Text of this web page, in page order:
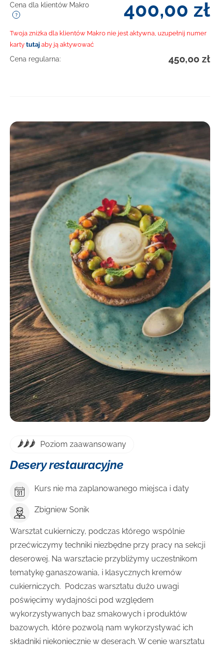
Cena dla klientów Makro 400,00 zł
Twoja zniżka dla klientów Makro nie jest aktywna, uzupełnij numer
karty tutaj aby ją aktywować
Cena regularna: 450,00 zł
DOWIEDZ SIĘ WIĘCEJ
Poziom zaawansowany
Desery restauracyjne
Kurs nie ma zaplanowanego miejsca i daty
Zbigniew Sonik
Warsztat cukierniczy, podczas którego wspólnie
przećwiczymy techniki niezbędne przy pracy na sekcji
deserowej. Na warsztacie przybliżymy uczestnikom
tematykę ganaszowania, i klasycznych kremów
cukierniczych. Podczas warsztatu dużo uwagi
poświęcimy wydajności pod względem
wykorzystywanych baz smakowych i produktów
bazowych, które pozwolą nam wykorzystywać ich
składniki niekoniecznie w deserach. W cenie warsztatu